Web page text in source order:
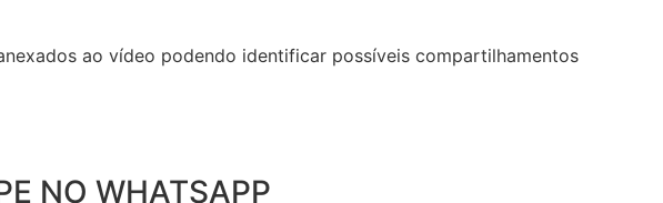
ao vídeo podendo identificar possíveis compartilhamentos
NO WHATSAPP